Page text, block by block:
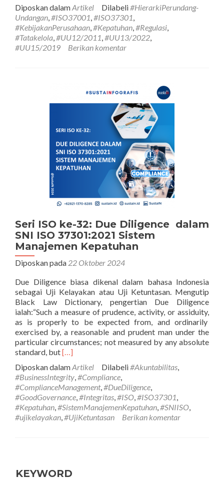
Diposkan dalamArtikel Dilabeli#HierarkiPerundang-
Undangan,#ISO37001,#ISO37301,
#KebijakanPerusahaan,#Kepatuhan,#Regulasi,
#Tatakelola,#UU12/2011,#UU13/2022,
#UU15/2019
Berikan komentar
Seri ISO ke-32: Due Diligence dalam
SNI ISO 37301:2021 Sistem
Manajemen Kepatuhan
Diposkan pada 22 Oktober 2024
Due Diligence biasa dikenal dalam bahasa Indonesia
sebagai Uji Kelayakan atau Uji Ketuntasan. Mengutip
Black Law Dictionary, pengertian Due Diligence
ialah:“Such a measure of prudence, activity, or assiduity,
as is properly to be expected from, and ordinarily
exercised by, a reasonable and prudent man under the
particular circumstances; not measured by any absolute
standard, butSelengkapnya
ISO
ke-
32:
Due
Diligence
dalam
Manajemen
[…]
Diposkan dalamArtikel Dilabeli#Akuntabilitas,
#BusinessIntegrity,#Compliance,
#ComplianceManagement,#DueDiligence,
#GoodGovernance,#Integritas,#ISO,#ISO37301,
#Kepatuhan,#SistemManajemenKepatuhan,#SNIISO,
#ujikelayakan,#UjiKetuntasan Berikan komentar
KEYWORD